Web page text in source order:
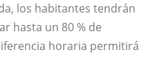
los habitantes tendrán
hasta un 80 % de
horaria permitirá